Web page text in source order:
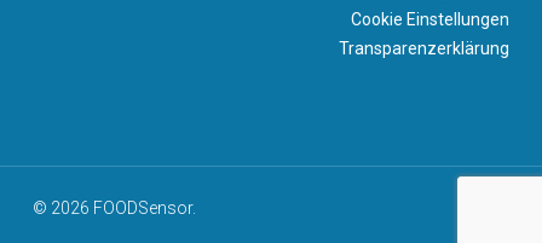
Cookie Einstellungen
Transparenzerklärung
© 2026 FOODSensor.